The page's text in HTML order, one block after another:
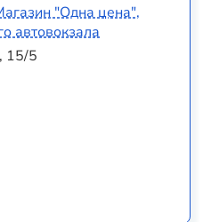
"Одна цена",
автовокзала
15/5